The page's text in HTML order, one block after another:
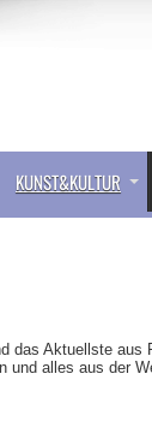
KUNST&KULTUR
das Aktuellste aus
und alles aus der